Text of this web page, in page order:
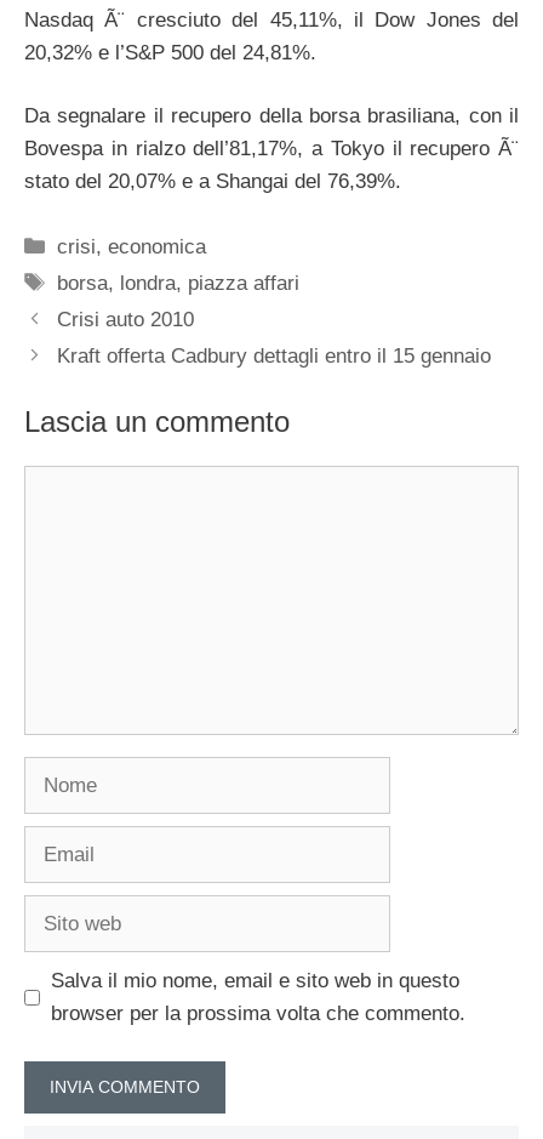
Nasdaq Ã¨ cresciuto del 45,11%, il Dow Jones del
20,32% e l’S&P 500 del 24,81%.
Da segnalare il recupero della borsa brasiliana, con il
Bovespa in rialzo dell’81,17%, a Tokyo il recupero Ã¨
stato del 20,07% e a Shangai del 76,39%.
Categorie
crisi,economica
Tag
borsa, londra, piazza affari
Crisi auto 2010
Kraft offerta Cadbury dettagli entro il 15 gennaio
Lascia un commento
Nome
Email
Sito
Salva il mio nome, email e sito web in questo
browser per la prossima volta che commento.